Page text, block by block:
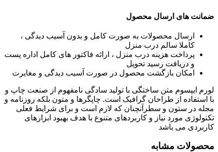
ضمانت های ارسال محصول
ارسال محصولات به صورت کامل و بدون آسیب دیدگی ،
کاملا سالم درب منزل
پرداخت هزینه درب منزل ، ارائه فاکتور های کامل اداره پست
و دریافت رسید تحویل
امکان بازگشت محصول در صورت آسیب دیدگی و مغایرت
لورم ایپسوم متن ساختگی با تولید سادگی نامفهوم از صنعت چاپ و
با استفاده از طراحان گرافیک است. چاپگرها و متون بلکه روزنامه و
مجله در ستون و سطرآنچنان که لازم است و برای شرایط فعلی
تکنولوژی مورد نیاز و کاربردهای متنوع با هدف بهبود ابزارهای
کاربردی می باشد
محصولات مشابه